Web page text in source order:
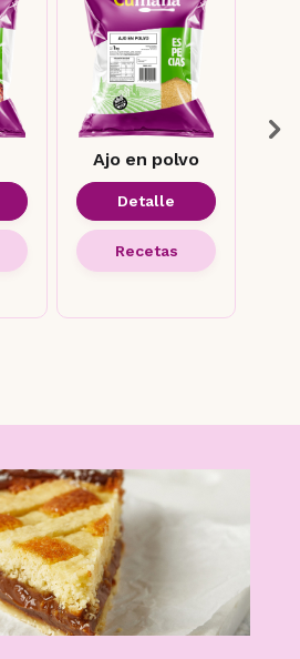
Ajo en polvo
Detalle
Recetas